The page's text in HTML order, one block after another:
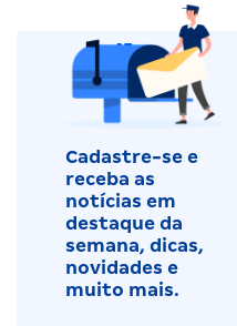
Cadastre-se e
receba as
notícias em
destaque da
semana, dicas,
novidades e
muito mais.